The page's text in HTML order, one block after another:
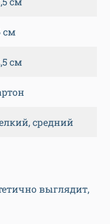
см
см
средний
выглядит,